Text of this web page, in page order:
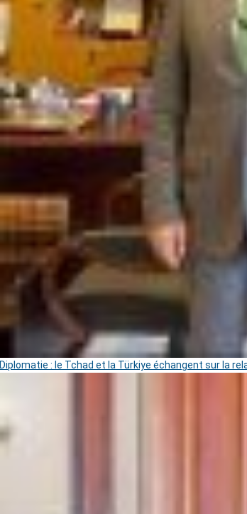
Diplomatie : le Tchad et la Türkiye échangent sur la